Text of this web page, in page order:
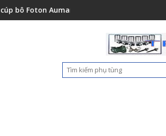
Auman C2400A C1500 1112235684110Ốp nhựa